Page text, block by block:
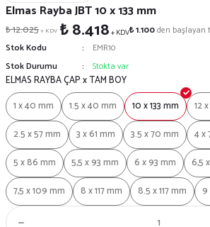
Elmas Rayba JBT 10 x 133 mm
₺ 12.025+ KDV ₺ 8.418+ KDV₺ 1.100den başlayan
Stok Kodu
EMR10
Stok Durumu
Stokta var
ELMAS RAYBA ÇAP x TAM BOY
1 x 40 mm
1.5 x 40 mm 10 x 133 mm 12
2.5 x 57 mm
3 x 61 mm 3.5 x 70 mm 4 x
5 x 86 mm
5,5 x 93 mm 6 x 93 mm 6,5
7,5 x 109 mm
8 x 117 mm 8.5 x 117 mm 9